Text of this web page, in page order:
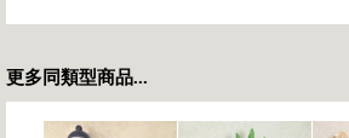
更多同類型商品...